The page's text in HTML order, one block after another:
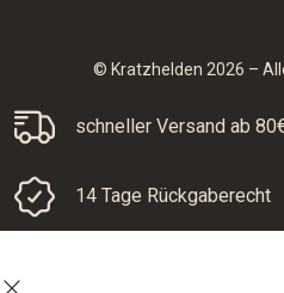
© Kratzhelden 2026 –
schneller Versand ab
14 Tage Rückgaberecht